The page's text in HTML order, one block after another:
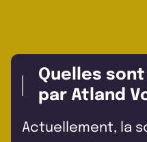
Quelles sont
par Atland
Actuellement, la